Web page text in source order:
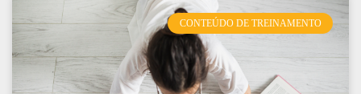
CONTEÚDO DE TREINAMENTO